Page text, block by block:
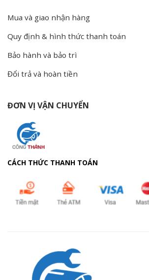
Mua và giao nhận hàng
Quy định & hình thức thanh toán
Bảo hành và bảo trì
Đổi trả và hoàn tiền
ĐƠN VỊ VẬN CHUYỂN
CÁCH THỨC THANH TOÁN